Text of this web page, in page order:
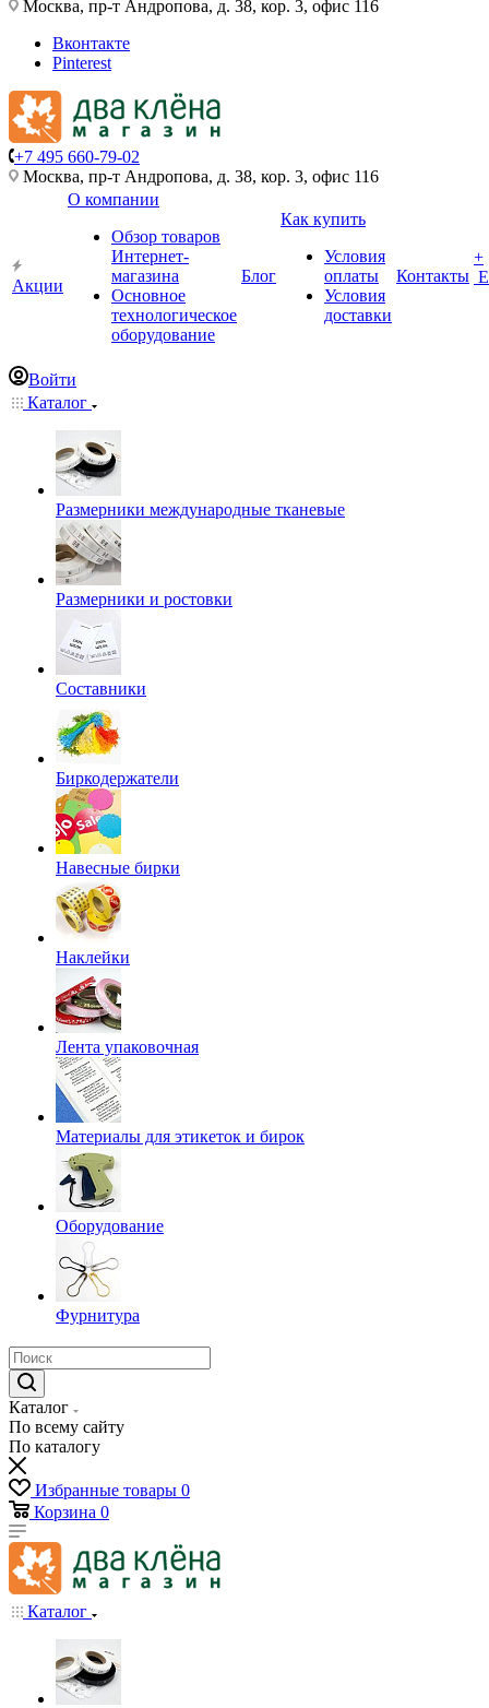
Москва, пр-т Андропова, д. 38, кор. 3, офис 116
Вконтакте
Pinterest
+7 495 660-79-02
Москва, пр-т Андропова, д. 38, кор. 3, офис 116
Акции
О компании
Обзор товаров
Интернет-
магазина
Основное
технологическое
оборудование
Блог
Как купить
Условия
оплаты
Условия
доставки
Контакты
+
Войти
Каталог
Размерники международные тканевые
Размерники и ростовки
Составники
Биркодержатели
Навесные бирки
Наклейки
Лента упаковочная
Материалы для этикеток и бирок
Оборудование
Фурнитура
Каталог
По всему сайту
По каталогу
Избранные товары 0
Корзина 0
Каталог